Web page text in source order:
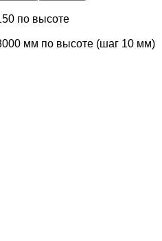
по высоте
мм по высоте (шаг 10 мм)